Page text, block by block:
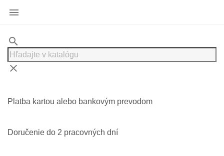

search
clear
Platba kartou alebo bankovým prevodom
Doručenie do 2 pracovných dní